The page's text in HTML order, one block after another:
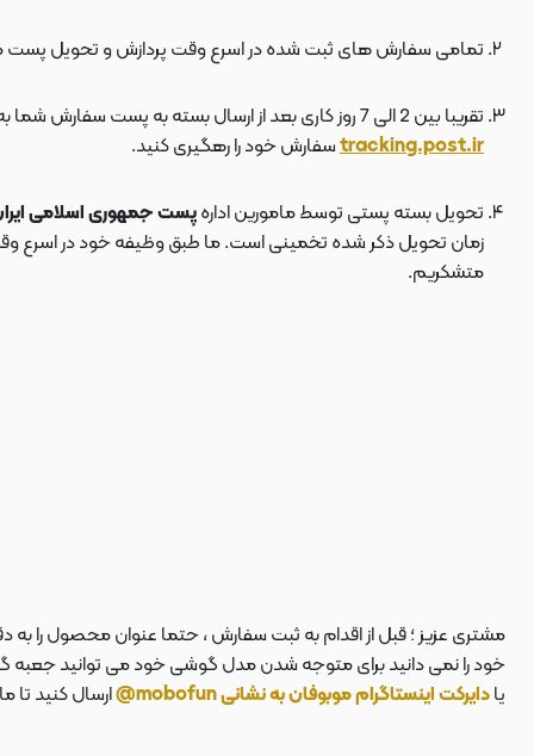
تمامی سفارش های ثبت شده در اسرع وقت پردازش و تحویل
تقریبا بین 2 الی 7 روز کاری بعد از ارسال بسته به پست سفارش شما به دستتان می رسد . بعد از ارسال بسته به پست ، کد مرسوله هم برای شما پیامک می شود که توسط آن می توانید در سایت پست به نشانی
tracking.post.irسفارش خود را رهگیری کنید.
تحویل بسته پستی توسط مامورین ادارهپست جمهوری اسلامی
زمان تحویل ذکر شده تخمینی است. ما طبق وظیفه خود در اسرع وقت
متشکریم.
مشتری عزیز ؛ قبل از اقدام به ثبت سفارش ، حتما عنوان محصول را
خود را نمی دانید برای متوجه شدن مدل گوشی خود می توانید جعبه
یادایرکت اینستاگرام موبوفان به نشانی mobofun@ ارسال کنید